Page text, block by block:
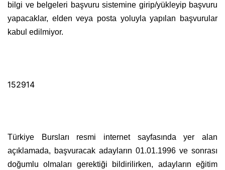
bilgi ve belgeleri başvuru sistemine girip/yükleyip başvuru
yapacaklar, elden veya posta yoluyla yapılan başvurular
kabul edilmiyor.
152914
Türkiye Bursları resmi internet sayfasında yer alan
açıklamada, başvuracak adayların 01.01.1996 ve sonrası
doğumlu olmaları gerektiği bildirilirken, adayların eğitim